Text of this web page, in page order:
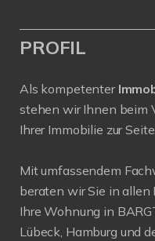
PROFIL
Als kompetenter
stehen wir Ihnen beim
Ihrer Immobilie zur Seite.
Mit umfassendem
beraten wir Sie in allen
Ihre Wohnung in
Lübeck, Hamburg und